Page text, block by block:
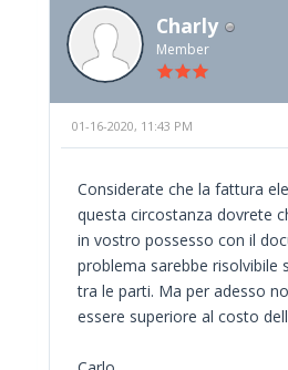
Charly
Member
01-16-2020, 11:43 PM
Considerate che la fattura
questa circostanza dovrete
in vostro possesso con il
problema sarebbe risolvibile
tra le parti. Ma per adesso
essere superiore al costo